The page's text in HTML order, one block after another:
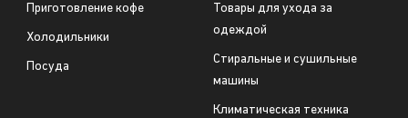
Приготовление кофе
Холодильники
Посуда
Товары для ухода за
одеждой
Стиральные и сушильные
машины
Климатическая техника